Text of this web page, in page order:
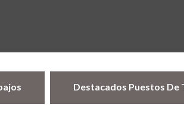
Destacados Puestos De